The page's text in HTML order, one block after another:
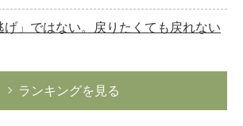
げ」ではない。戻りたくても戻れない
ランキングを見る